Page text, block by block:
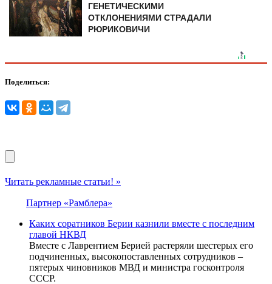
ГЕНЕТИЧЕСКИМИ
ОТКЛОНЕНИЯМИ СТРАДАЛИ
РЮРИКОВИЧИ
Поделиться:
Читать рекламные статьи! »
Партнер «Рамблера»
Каких соратников Берии казнили вместе с последним
главой НКВД
Вместе с Лаврентием Берией растеряли шестерых его
подчиненных, высокопоставленных сотрудников –
пятерых чиновников МВД и министра госконтроля
СССР.